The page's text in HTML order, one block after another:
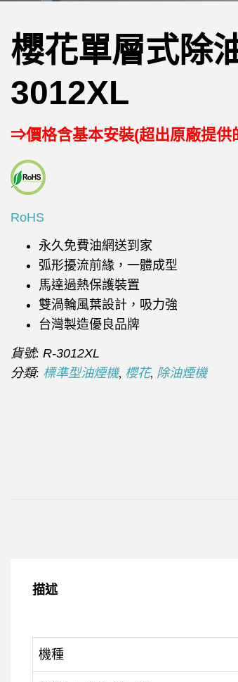
櫻花單層式除
3012XL
⇒價格含基本安裝(超出原廠提供
RoHS
永久免費油網送到家
弧形擾流前緣，一體成型
馬達過熱保護裝置
雙渦輪風葉設計，吸力強
台灣製造優良品牌
貨號: R-3012XL
分類: 標準型油煙機, 櫻花, 除油煙機
描述
機種